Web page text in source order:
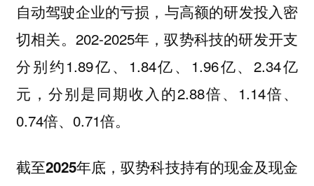
自动驾驶企业的亏损，与高额的研发投入密
切相关。 202-2025年，驭势科技的研发开支
分别约1.89亿、1.84亿、1.96亿、2.34亿
元，分别是同期收入的2.88倍、1.14倍、
0.74倍、0.71倍。
截至2025年底，驭势科技持有的现金及现金